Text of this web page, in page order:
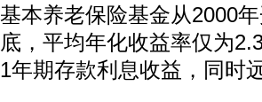
基本养老保险基金从2000
底，平均年化收益率仅为
1年期存款利息收益，同时